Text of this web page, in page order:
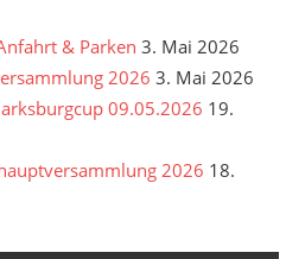
& Parken 3. Mai 2026
2026 3. Mai 2026
09.05.2026 19.
2026 18.